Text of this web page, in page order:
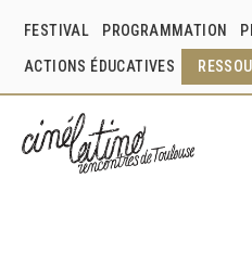
FESTIVAL PROGRAMMATION
ACTIONS ÉDUCATIVES